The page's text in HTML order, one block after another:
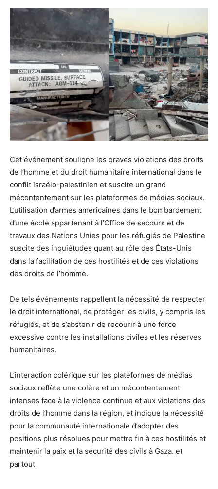
Cet événement souligne les graves violations des droits
de l’homme et du droit humanitaire international dans le
conflit israélo-palestinien et suscite un grand
mécontentement sur les plateformes de médias sociaux.
L’utilisation d’armes américaines dans le bombardement
d’une école appartenant à l’Office de secours et de
travaux des Nations Unies pour les réfugiés de Palestine
suscite des inquiétudes quant au rôle des États-Unis
dans la facilitation de ces hostilités et de ces violations
des droits de l’homme.
De tels événements rappellent la nécessité de respecter
le droit international, de protéger les civils, y compris les
réfugiés, et de s’abstenir de recourir à une force
excessive contre les installations civiles et les réserves
humanitaires.
L’interaction colérique sur les plateformes de médias
sociaux reflète une colère et un mécontentement
intenses face à la violence continue et aux violations des
droits de l’homme dans la région, et indique la nécessité
pour la communauté internationale d’adopter des
positions plus résolues pour mettre fin à ces hostilités et
maintenir la paix et la sécurité des civils à Gaza. et
partout.